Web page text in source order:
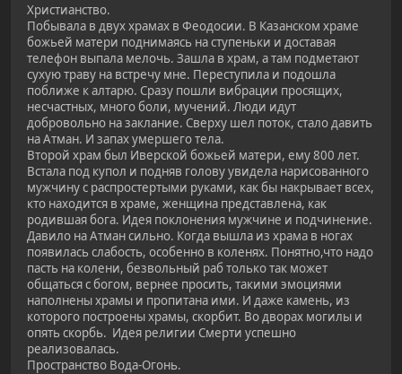
Христианство.
Побывала в двух храмах в Феодосии. В Казанском храме
божьей матери поднимаясь на ступеньки и доставая
телефон выпала мелочь. Зашла в храм, а там подметают
сухую траву на встречу мне. Переступила и подошла
поближе к алтарю. Сразу пошли вибрации просящих,
несчастных, много боли, мучений. Люди идут
добровольно на заклание. Сверху шел поток, стало давить
на Атман. И запах умершего тела.
Второй храм был Иверской божьей матери, ему 800 лет.
Встала под купол и подняв голову увидела нарисованного
мужчину с распростертыми руками, как бы накрывает всех,
кто находится в храме, женщина представлена, как
родившая бога. Идея поклонения мужчине и подчинение.
Давило на Атман сильно. Когда вышла из храма в ногах
появилась слабость, особенно в коленях. Понятно,что надо
пасть на колени, безвольный раб только так может
общаться с богом, вернее просить, такими эмоциями
наполнены храмы и пропитана ими. И даже камень, из
которого построены храмы, скорбит. Во дворах могилы и
опять скорбь. Идея религии Смерти успешно
реализовалась.
Пространство Вода-Огонь.